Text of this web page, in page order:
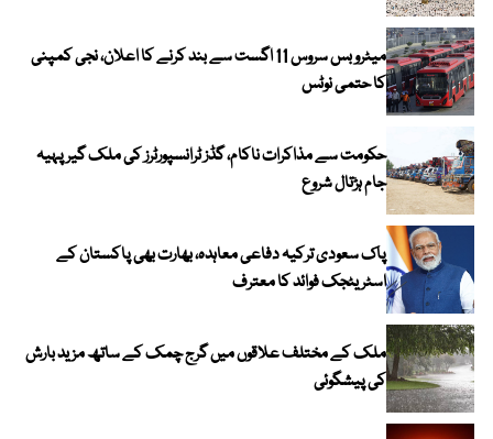
میٹرو بس سروس 11 اگست سے بند کرنے کا اعلان، نجی کمپنی
کا حتمی نوٹس
حکومت سے مذاکرات ناکام، گڈز ٹرانسپورٹرز کی ملک گیر پہیہ
جام ہڑتال شروع
پاک سعودی ترکیہ دفاعی معاہدہ، بھارت بھی پاکستان کے
اسٹریٹجک فوائد کا معترف
ملک کے مختلف علاقوں میں گرج چمک کے ساتھ مزید بارش
کی پیشگوئی